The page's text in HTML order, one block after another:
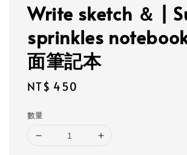
Write sketch ＆ |
sprinkles
面筆記本
Regular
NT$ 450
數量